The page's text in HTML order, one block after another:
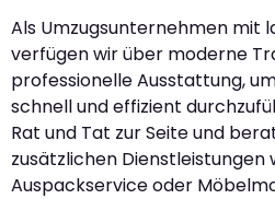
Als Umzugsunternehmen mit
verfügen wir über moderne
professionelle Ausstattung,
schnell und effizient
Rat und Tat zur Seite und
zusätzlichen Dienstleistungen
Auspackservice oder